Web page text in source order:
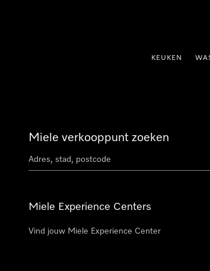
KEUKEN
Miele verkooppunt zoeken
Miele Experience Centers
Vind jouw Miele Experience Center